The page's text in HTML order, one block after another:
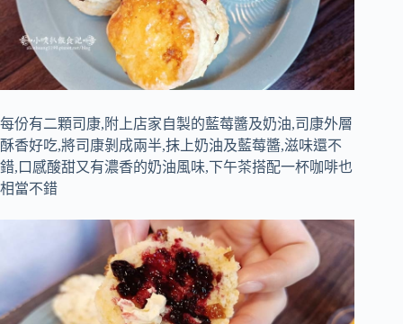
每份有二顆司康,附上店家自製的藍莓醬及奶油,司康外層
酥香好吃,將司康剝成兩半,抹上奶油及藍莓醬,滋味還不
錯,口感酸甜又有濃香的奶油風味,下午茶搭配一杯咖啡也
相當不錯